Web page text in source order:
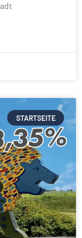
STARTSEITE